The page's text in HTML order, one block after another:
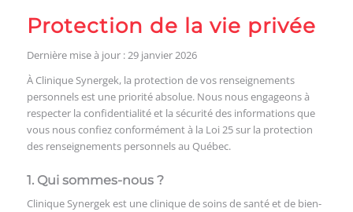
Protection de la vie privée
Dernière mise à jour : 29 janvier 2026
À Clinique Synergek, la protection de vos renseignements
personnels est une priorité absolue. Nous nous engageons à
respecter la confidentialité et la sécurité des informations que
vous nous confiez conformément à la Loi 25 sur la protection
des renseignements personnels au Québec.
1. Qui sommes-nous ?
Clinique Synergek est une clinique de soins de santé et de bien-